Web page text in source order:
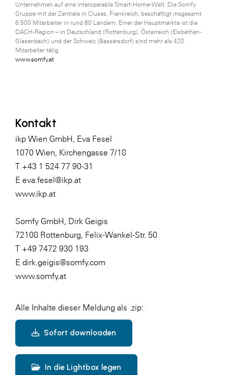
Unternehmen auf eine interoperable Smart-Home-Welt. Die Somfy
Gruppe mit der Zentrale in Cluses, Frankreich, beschäftigt insgesamt
6.500 Mitarbeiter in rund 60 Ländern. Einer der Hauptmärkte ist die
DACH-Region – in Deutschland (Rottenburg), Österreich (Elsbethen-
Glasenbach) und der Schweiz (Bassersdorf) sind mehr als 420
Mitarbeiter tätig
www.somfy.at
Kontakt
ikp Wien GmbH, Eva Fesel
1070 Wien, Kirchengasse 7/18
T +43 1 524 77 90-31
E eva.fesel@ikp.at
www.ikp.at
Somfy GmbH, Dirk Geigis
72108 Rottenburg, Felix-Wankel-Str. 50
T +49 7472 930 193
E dirk.geigis@somfy.com
www.somfy.at
Alle Inhalte dieser Meldung als .zip:
Sofort downloaden
In die Lightbox legen